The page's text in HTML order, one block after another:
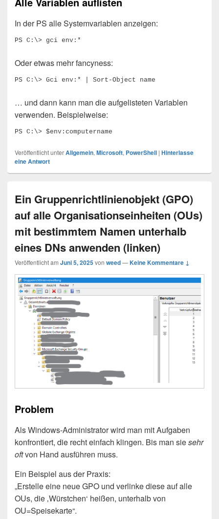
In der PS alle Systemvariablen anzeigen:
PS C:\> gci env:*
Oder etwas mehr fancyness:
PS C:\> Gci env:* | Sort-Object name
… und dann kann man die aufgelisteten Variablen
verwenden. Beispielweise:
PS C:\> $env:computername
Veröffentlicht unterAllgemein, Microsoft, PowerShell | Hinterlasse
eine Antwort
Ein Gruppenrichtlinienobjekt (GPO)
auf alle Organisationseinheiten (OUs)
mit bestimmtem Namen unterhalb
eines DNs anwenden (linken)
Veröffentlicht am Juni 5, 2025von weed—Keine Kommentare ↓
Problem
Als Windows-Administrator wird man mit Aufgaben
konfrontiert, die recht einfach klingen. Bis man siesehr
oftvon Hand ausführen muss.
Ein Beispiel aus der Praxis:
„Erstelle eine neue GPO und verlinke diese auf alle
OUs, die ‚Würstchen‘ heißen, unterhalb von
OU=Speisekarte“.